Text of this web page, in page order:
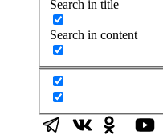
Search in title
Search in content